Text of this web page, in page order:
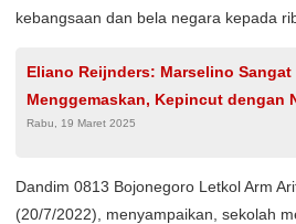
kebangsaan dan bela negara kepada
Eliano Reijnders: Marselino Sangat
Menggemaskan, Kepincut dengan
Goreng dan Sate
Rabu, 19 Maret 2025
Dandim 0813 Bojonegoro Letkol Arm
(20/7/2022), menyampaikan, sekolah